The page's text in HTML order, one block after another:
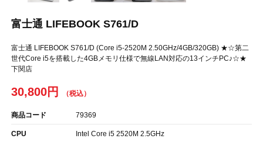
富士通 LIFEBOOK S761/D
富士通 LIFEBOOK S761/D (Core i5-2520M 2.50GHz/4GB/320GB) ★☆第二
世代Core i5を搭載した4GBメモリ仕様で無線LAN対応の13インチPC♪☆★
下関店
30,800円
商品コード 79369
CPU Intel Core i5 2520M 2.5GHz